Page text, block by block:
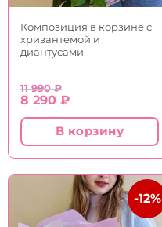
Композиция в корзине с
хризантемой и
диантусами
11 990₽
Первоначальная
составляла
990 ₽.
8 290 ₽
Текущая
8
290 ₽.В корзину
-12%